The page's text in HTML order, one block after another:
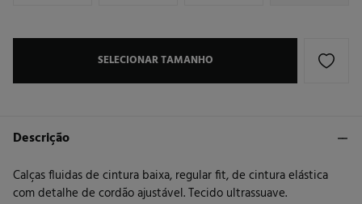
SELECIONAR TAMANHO
Descrição
Calças fluidas de cintura baixa, regular fit, de cintura elástica
com detalhe de cordão ajustável. Tecido ultrassuave.